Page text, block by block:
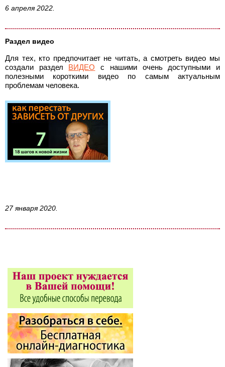
6 апреля 2022.
Раздел видео
Для тех, кто предпочитает не читать, а смотреть видео мы
создали раздел ВИДЕО с нашими очень доступными и
полезными короткими видео по самым актуальным
проблемам человека.
27 января 2020.